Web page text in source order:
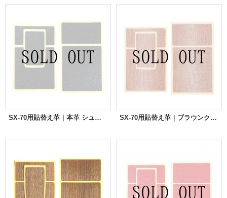
SX-70用貼替え革｜本革 シュリンクブラック SX-70用貼替え革｜ブラウンクロコ